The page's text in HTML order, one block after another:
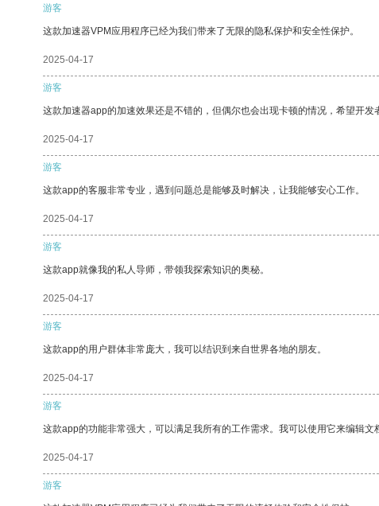
游客
这款加速器VPM应用程序已经为我们带来了无限的隐私保护和安全性保护。
2025-04-17
游客
这款加速器app的加速效果还是不错的，但偶尔也会出现卡顿的情况，希望开发
2025-04-17
游客
这款app的客服非常专业，遇到问题总是能够及时解决，让我能够安心工作。
2025-04-17
游客
这款app就像我的私人导师，带领我探索知识的奥秘。
2025-04-17
游客
这款app的用户群体非常庞大，我可以结识到来自世界各地的朋友。
2025-04-17
游客
这款app的功能非常强大，可以满足我所有的工作需求。我可以使用它来编辑文
2025-04-17
游客